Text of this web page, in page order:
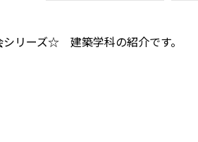
シリーズ☆ 建築学科の紹介です。